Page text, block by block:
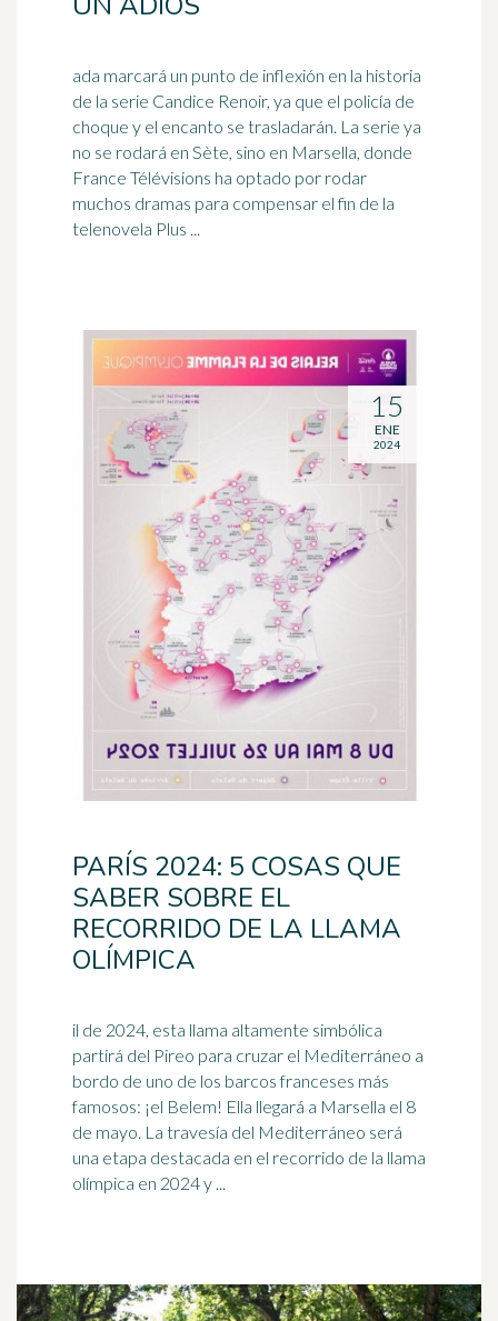
ada marcará un punto de inflexión en la historia
de la serie Candice Renoir, ya que el policía de
choque y el encanto se trasladarán. La serie ya
no se rodará en Sète, sino en Marsella, donde
France Télévisions ha optado por rodar
muchos dramas para compensar el fin de la
telenovela Plus ...
PARÍS 2024: 5 COSAS QUE
SABER SOBRE EL
RECORRIDO DE LA LLAMA
OLÍMPICA
il de 2024, esta llama altamente simbólica
partirá del Pireo para cruzar el Mediterráneo a
bordo de uno de los barcos franceses más
famosos: ¡el Belem! Ella llegará a Marsella el 8
de mayo. La travesía del Mediterráneo será
una etapa destacada en el recorrido de la llama
olímpica en 2024 y ...
15
ENE
2024